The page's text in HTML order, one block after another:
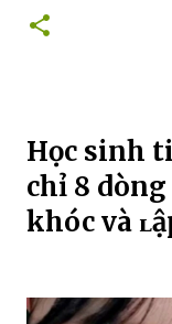
Học sinh
chỉ 8
khóc và